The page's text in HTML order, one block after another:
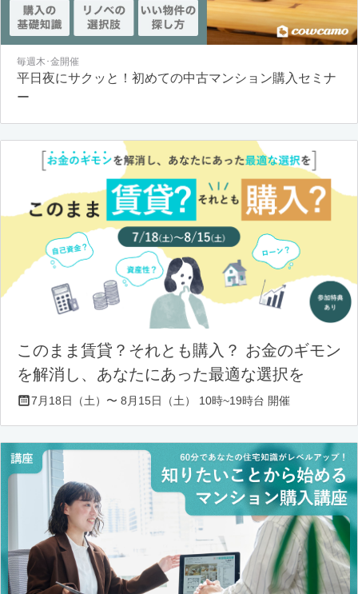
毎週木･金開催
平日夜にサクッと！初めての中古マンション購入セミナ
ー
このまま賃貸？それとも購入？ お金のギモン
を解消し、あなたにあった最適な選択を
7月18日（土）〜 8月15日（土） 10時~19時台 開催